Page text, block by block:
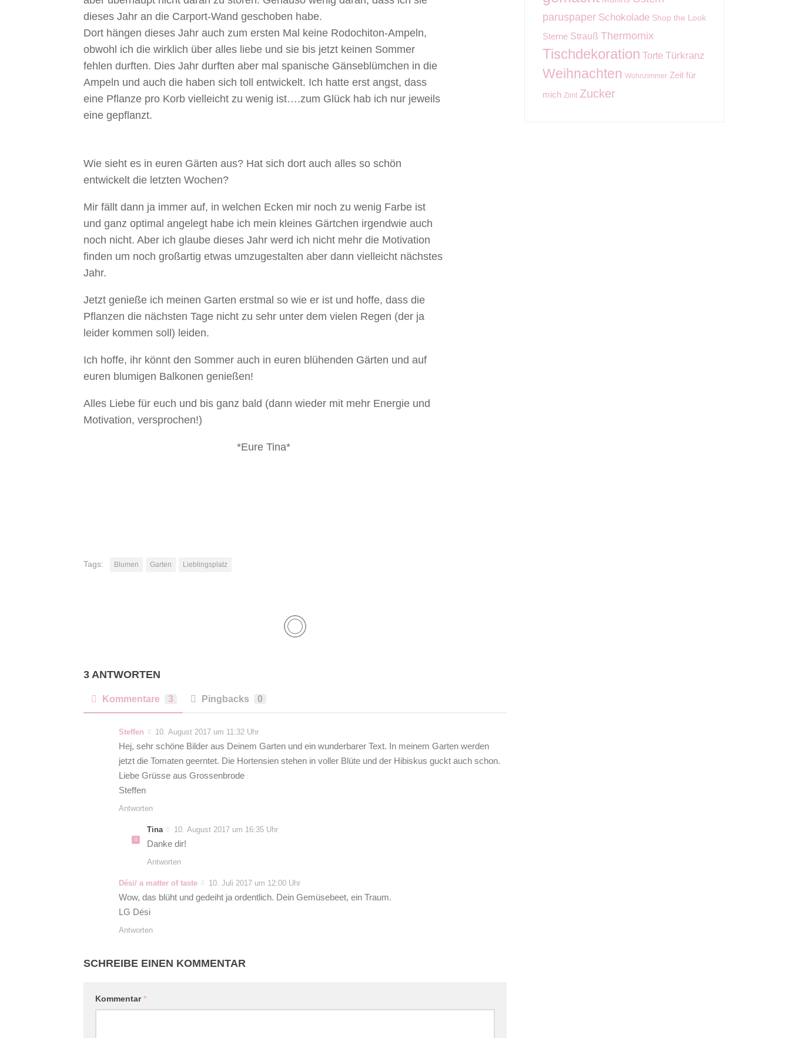
dieses Jahr an die Carport-Wand geschoben habe.
Dort hängen dieses Jahr auch zum ersten Mal keine Rodochiton-Ampeln,
obwohl ich die wirklich über alles liebe und sie bis jetzt keinen Sommer
fehlen durften. Dies Jahr durften aber mal spanische Gänseblümchen in die
Ampeln und auch die haben sich toll entwickelt. Ich hatte erst angst, dass
eine Pflanze pro Korb vielleicht zu wenig ist….zum Glück hab ich nur jeweils
eine gepflanzt.
Wie sieht es in euren Gärten aus? Hat sich dort auch alles so schön
entwickelt die letzten Wochen?
Mir fällt dann ja immer auf, in welchen Ecken mir noch zu wenig Farbe ist
und ganz optimal angelegt habe ich mein kleines Gärtchen irgendwie auch
noch nicht. Aber ich glaube dieses Jahr werd ich nicht mehr die Motivation
finden um noch großartig etwas umzugestalten aber dann vielleicht nächstes
Jahr.
Jetzt genieße ich meinen Garten erstmal so wie er ist und hoffe, dass die
Pflanzen die nächsten Tage nicht zu sehr unter dem vielen Regen (der ja
leider kommen soll) leiden.
Ich hoffe, ihr könnt den Sommer auch in euren blühenden Gärten und auf
euren blumigen Balkonen genießen!
Alles Liebe für euch und bis ganz bald (dann wieder mit mehr Energie und
Motivation, versprochen!)
*Eure Tina*
Tags: Blumen Garten Lieblingsplatz
3 ANTWORTEN
Kommentare 3 Pingbacks 0
Steffen 10. August 2017 um 11:32 Uhr
Hej, sehr schöne Bilder aus Deinem Garten und ein wunderbarer Text. In meinem Garten werden
jetzt die Tomaten geerntet. Die Hortensien stehen in voller Blüte und der Hibiskus guckt auch schon.
Liebe Grüsse aus Grossenbrode
Steffen
Antworten
Tina 10. August 2017 um 16:35 Uhr
Danke dir!
Antworten
Dési/ a matter of taste 10. Juli 2017 um 12:00 Uhr
Wow, das blüht und gedeiht ja ordentlich. Dein Gemüsebeet, ein Traum.
LG Dési
Antworten
SCHREIBE EINEN KOMMENTAR
Kommentar*
paruspaper Schokolade Shop the Look
Sterne Strauß Thermomix
Tischdekoration Torte Türkranz
Weihnachten Wohnzimmer Zeit für
mich Zimt Zucker